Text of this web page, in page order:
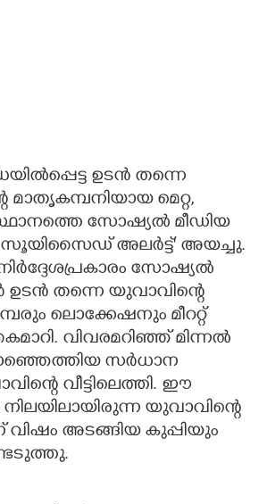
ഉടൻ തന്നെ
മാതൃകമ്പനിയായ മെറ്റ,
സോഷ്യൽ മീഡിയ
'സൂയിസൈഡ് അലർട്ട്' അയച്ചു.
സോഷ്യൽ
ഉടൻ തന്നെ യുവാവിന്റെ
ലൊക്കേഷനും മീററ്റ്
വിവരമറിഞ്ഞ് മിന്നൽ
സർധാന
വീട്ടിലെത്തി. ഈ
യുവാവിന്റെ
വിഷം അടങ്ങിയ കുപ്പിയും